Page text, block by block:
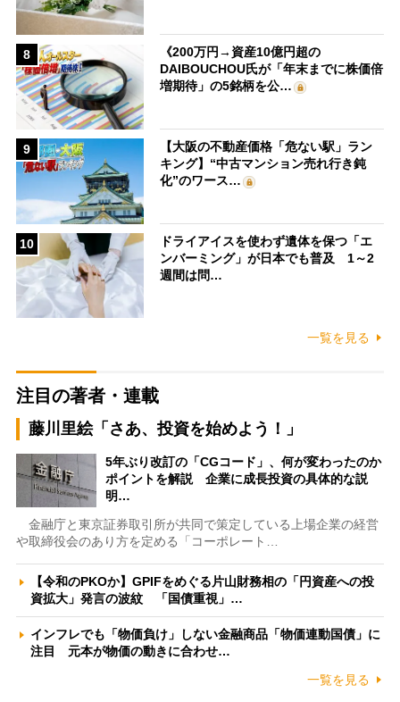
8
《200万円→資産10億円超の
DAIBOUCHOU氏が「年末までに株価倍
増期待」の5銘柄を公…
9
【大阪の不動産価格「危ない駅」ラン
キング】“中古マンション売れ行き鈍
化”のワース…
10
ドライアイスを使わず遺体を保つ「エ
ンバーミング」が日本でも普及 1～2
週間は問…
一覧を見る
注目の著者・連載
藤川里絵「さあ、投資を始めよう！」
5年ぶり改訂の「CGコード」、何が変わったのか
ポイントを解説 企業に成長投資の具体的な説
明…
金融庁と東京証券取引所が共同で策定している上場企業の経営
や取締役会のあり方を定める「コーポレート…
【令和のPKOか】GPIFをめぐる片山財務相の「円資産への投
資拡大」発言の波紋 「国債重視」…
インフレでも「物価負け」しない金融商品「物価連動国債」に
注目 元本が物価の動きに合わせ…
一覧を見る